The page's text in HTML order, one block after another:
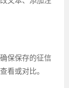
保保存的征信
看或对比。